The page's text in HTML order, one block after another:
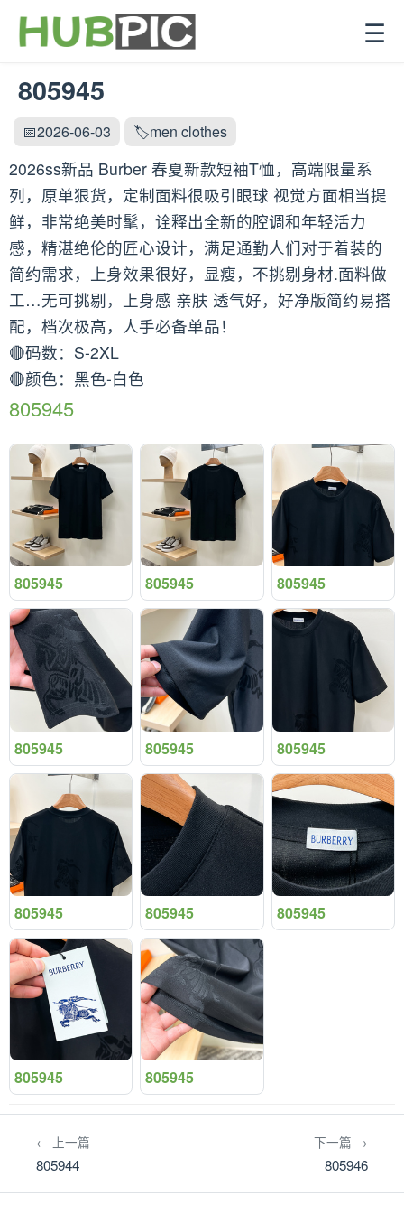
☰
805945
📅2026-06-03 🏷️men clothes
2026ss新品 Burber 春夏新款短袖T恤，高端限量系
列，原单狠货，定制面料很吸引眼球 视觉方面相当提
鲜，非常绝美时髦，诠释出全新的腔调和年轻活力
感，精湛绝伦的匠心设计，满足通勤人们对于着装的
简约需求，上身效果很好，显瘦，不挑剔身材.面料做
工…无可挑剔，上身感 亲肤 透气好，好净版简约易搭
配，档次极高，人手必备单品！
🔴码数：S-2XL
🔴颜色：黑色-白色
805945
805945 805945 805945
805945 805945 805945
805945 805945 805945
805945 805945
← 上一篇
805944
下一篇 →
805946